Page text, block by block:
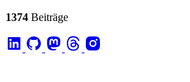
1374 Beiträge